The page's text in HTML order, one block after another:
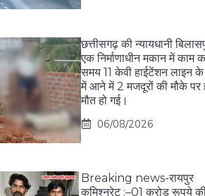
छत्तीसगढ़ की न्यायधानी
एक निर्माणाधीन मकान में काम
समय 11 केवी हाईटेंशन लाइन
में आने में 2 मजदूरों की मौके पर
मौत हो गई।
06/08/2026
Breaking news-रायपुर
कमिश्नरेट :–01 करोड़ रूपये